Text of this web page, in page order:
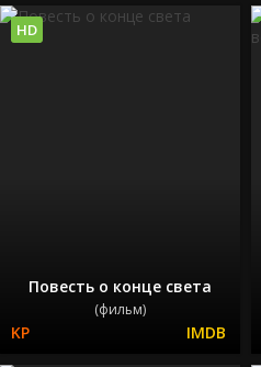
Повесть о конце света
(фильм)
HD